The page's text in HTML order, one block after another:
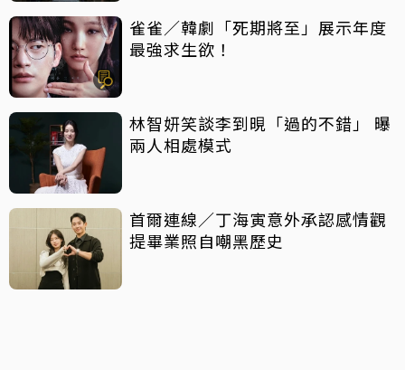
雀雀／韓劇「死期將至」展示年度
最強求生欲！
林智妍笑談李到晛「過的不錯」 曝
兩人相處模式
首爾連線／丁海寅意外承認感情觀
提畢業照自嘲黑歷史